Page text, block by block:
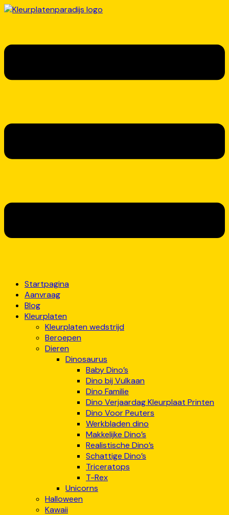
Startpagina
Aanvraag
Blog
Kleurplaten
Kleurplaten wedstrijd
Beroepen
Dieren
Dinosaurus
Baby Dino’s
Dino bij Vulkaan
Dino Familie
Dino Verjaardag Kleurplaat Printen
Dino Voor Peuters
Werkbladen dino
Makkelijke Dino’s
Realistische Dino’s
Schattige Dino’s
Triceratops
T-Rex
Unicorns
Halloween
Kawaii